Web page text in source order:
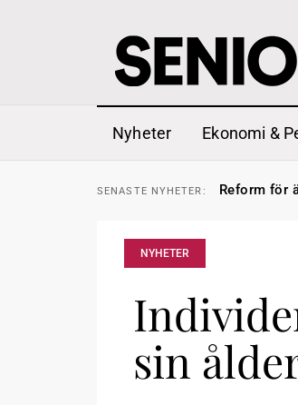
Nyheter Ekonomi &
SENASTE NYHETER: Reform för
SENASTENYHETER:
NYHETER
sin